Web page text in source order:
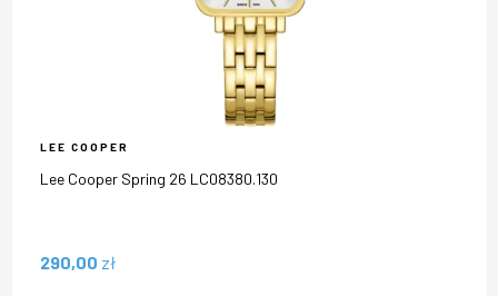
LEE COOPER
Lee Cooper Spring 26 LC08380.130
290,00 zł